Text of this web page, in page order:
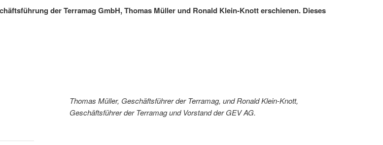
der Terramag GmbH, Thomas Müller und Ronald Klein-Knott erschienen. Dieses
Thomas Müller, Geschäftsführer der Terramag, und Ronald Klein-Knott,
Geschäftsführer der Terramag und Vorstand der GEV AG.